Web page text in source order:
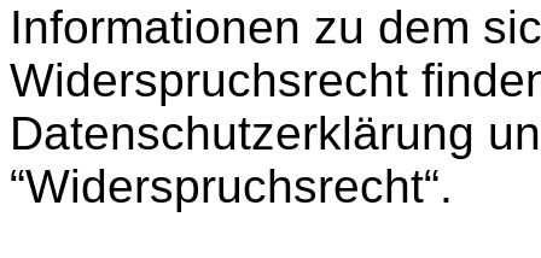
Informationen zu dem
Widerspruchsrecht
Datenschutzerklärung
“Widerspruchsrecht“.